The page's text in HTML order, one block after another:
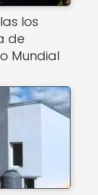
los
de
Mundial